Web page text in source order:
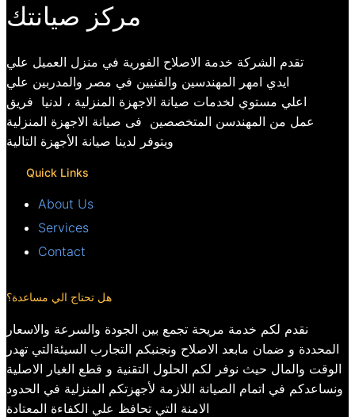
مركز صيانتك
تقدم الشركة خدمة الاصلاح الفورية في منزل العميل علي
ايدي امهر المهندسين والفنيين في مصر والمدربين علي
اعلي مستوي لخدمات صيانة الاجهزة المنزلية ، لدنيا فريق
عمل من المهندسن المتخصصين فى صيانة الاجهزة المنزلية
ويتوفر لدينا صيانة الأجهزة التالية
Quick Links
About Us
Services
Contact
هل تحتاج الي مساعدة؟
نقدم لكم خدمة مريحة تجمع بين الجودة والسرعة والاسعار
المحددة و ضمان مابعد الاصلاح ونجنبكم التجارب السيئةالتي تهدر
الوقت والمال حيث نوفر لكم الحلول التقنية و قطع الغيار الاصلية
ونساعدكم في اتمام الصيانة اللازمة لأجهزتكم المنزلية في الحدود
الامنة التي تحافظ علي الكفاءة المعتادة